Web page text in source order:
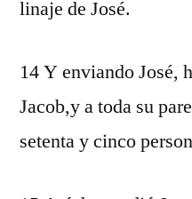
linaje de José.
14 Y enviando José,
Jacob,y a toda su
setenta y cinco